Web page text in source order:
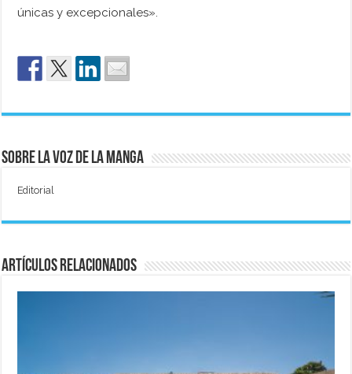
únicas y excepcionales».
Sobre La Voz de La Manga
Editorial
Artículos relacionados